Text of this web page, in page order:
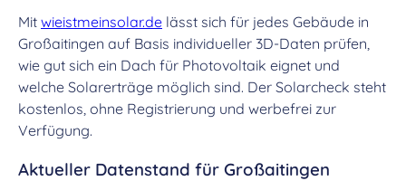
Mit wieistmeinsolar.de lässt sich für jedes Gebäude in
Großaitingen auf Basis individueller 3D-Daten prüfen,
wie gut sich ein Dach für Photovoltaik eignet und
welche Solarerträge möglich sind. Der Solarcheck steht
kostenlos, ohne Registrierung und werbefrei zur
Verfügung.
Aktueller Datenstand für Großaitingen